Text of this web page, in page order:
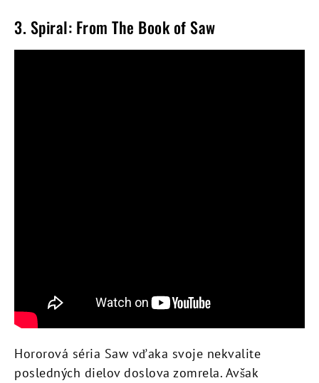
3. Spiral: From The Book of Saw
Hororová séria Saw vďaka svoje nekvalite
posledných dielov doslova zomrela. Avšak